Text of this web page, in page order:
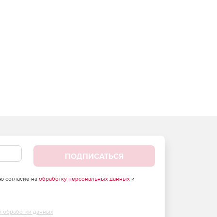
ПОДПИСАТЬСЯ
согласие на обработку персональных данныхи
обработки данных